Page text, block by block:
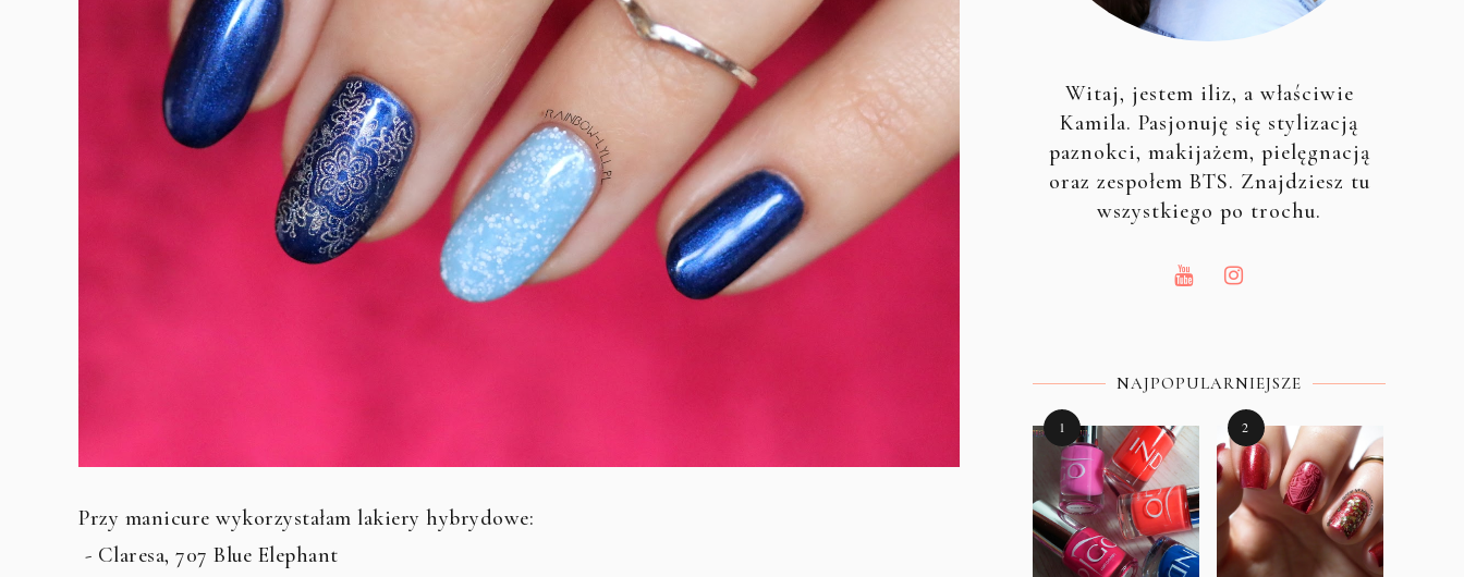
Przy manicure wykorzystałam lakiery hybrydowe:
- Claresa, 707 Blue Elephant
Witaj, jestem iliz, a właściwie
Kamila. Pasjonuję się stylizacją
paznokci, makijażem, pielęgnacją
oraz zespołem BTS. Znajdziesz tu
wszystkiego po trochu.
NAJPOPULARNIEJSZE